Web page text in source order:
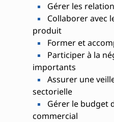
Gérer les
Collaborer avec
produit
Former et
Participer à la
importants
Assurer une
sectorielle
Gérer le budget
commercial